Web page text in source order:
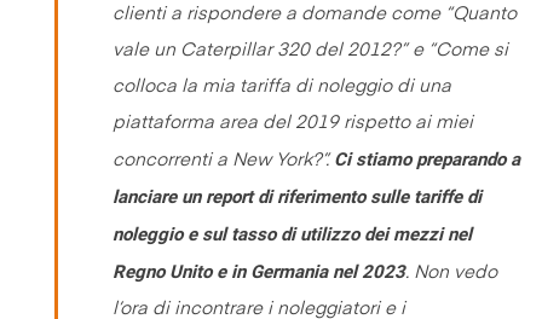
clienti a rispondere a domande come “Quanto
vale un Caterpillar 320 del 2012?” e “Come si
colloca la mia tariffa di noleggio di una
piattaforma area del 2019 rispetto ai miei
concorrenti a New York?”. Ci stiamo preparando a
lanciare un report di riferimento sulle tariffe di
noleggio e sul tasso di utilizzo dei mezzi nel
Regno Unito e in Germania nel 2023. Non vedo
l’ora di incontrare i noleggiatori e i